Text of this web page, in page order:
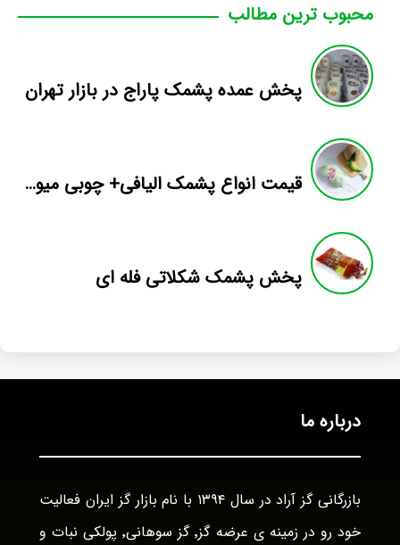
محبوب ترین مطالب
پخش عمده پشمک پاراج در بازار تهران
قیمت انواع پشمک الیافی+ چوبی میوه ای
پخش پشمک شکلاتی فله ای
درباره ما
بازرگانی گز آراد در سال ۱۳۹۴ با نام بازار گز ایران فعالیت
خود رو در زمینه ی عرضه گز٬ گز سوهانی٬ پولکی نبات و